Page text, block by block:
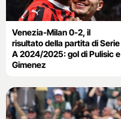
Venezia-Milan 0-2, il
risultato della partita di Serie
A 2024/2025: gol di Pulisic e
Gimenez